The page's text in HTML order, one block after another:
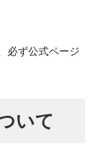
必ず公式ページ
いて